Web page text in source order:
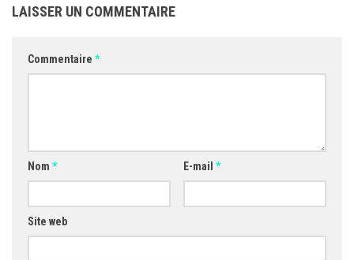
LAISSER UN COMMENTAIRE
Commentaire *
Nom * E-mail *
Site web